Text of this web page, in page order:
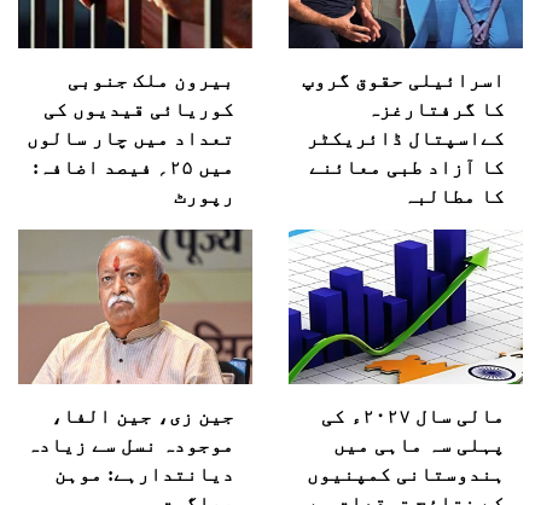
اسرائیلی حقوق گروپ
کا گرفتارغزہ
کےاسپتال ڈائریکٹر
کا آزاد طبی معائنے
کا مطالبہ
بیرون ملک جنوبی
کوریائی قیدیوں کی
تعداد میں چار سالوں
میں ۲۵؍ فیصد اضافہ:
رپورٹ
مالی سال ۲۰۲۷ء کی
پہلی سہ ماہی میں
ہندوستانی کمپنیوں
جین زی، جین الفا،
موجودہ نسل سے زیادہ
دیانتدارہے: موہن